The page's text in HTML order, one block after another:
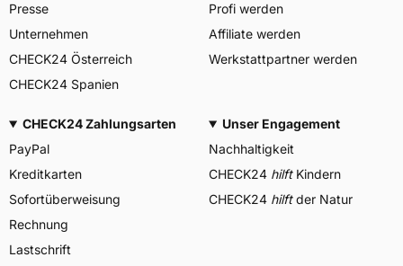
Presse
Unternehmen
CHECK24 Österreich
CHECK24 Spanien
Profi werden
Affiliate werden
Werkstattpartner werden
CHECK24 Zahlungsarten
PayPal
Kreditkarten
Sofortüberweisung
Rechnung
Lastschrift
Unser Engagement
Nachhaltigkeit
CHECK24 hilftKindern
CHECK24 hilftder Natur